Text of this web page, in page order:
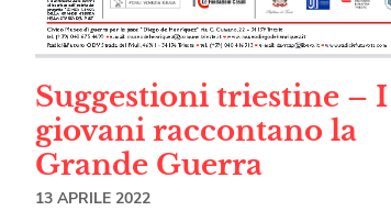
Suggestioni triestine – I
giovani raccontano la
Grande Guerra
13 APRILE 2022